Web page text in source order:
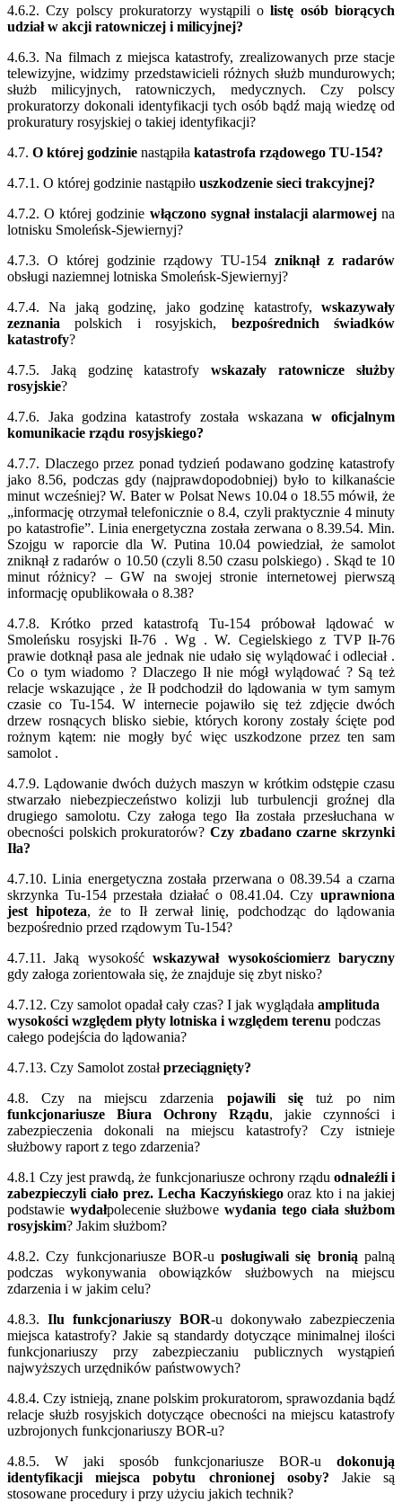
4.6.2. Czy polscy prokuratorzy wystąpili olistę osób biorących
udział w akcji ratowniczej i milicyjnej?
4.6.3. Na filmach z miejsca katastrofy, zrealizowanych prze stacje
telewizyjne, widzimy przedstawicieli różnych służb mundurowych;
służb milicyjnych, ratowniczych, medycznych. Czy polscy
prokuratorzy dokonali identyfikacji tych osób bądź mają wiedzę od
prokuratury rosyjskiej o takiej identyfikacji?
4.7. O której godzinie nastąpiła katastrofa rządowego TU-154?
4.7.1. O której godzinie nastąpiło uszkodzenie sieci trakcyjnej?
4.7.2. O której godzinie włączono sygnał instalacji alarmowejna
lotnisku Smoleńsk-Sjewiernyj?
4.7.3. O której godzinie rządowy TU-154 zniknął z radarów
obsługi naziemnej lotniska Smoleńsk-Sjewiernyj?
4.7.4. Na jaką godzinę, jako godzinę katastrofy, wskazywały
zeznania polskich i rosyjskich, bezpośrednich świadków
katastrofy?
4.7.5. Jaką godzinę katastrofywskazały ratownicze służby
rosyjskie?
4.7.6. Jaka godzina katastrofy została wskazanaw oficjalnym
komunikacie rządu rosyjskiego?
4.7.7. Dlaczego przez ponad tydzień podawano godzinę katastrofy
jako 8.56, podczas gdy (najprawdopodobniej) było to kilkanaście
minut wcześniej? W. Bater w Polsat News 10.04 o 18.55 mówił, że
„informację otrzymał telefonicznie o 8.4, czyli praktycznie 4 minuty
po katastrofie”. Linia energetyczna została zerwana o 8.39.54. Min.
Szojgu w raporcie dla W. Putina 10.04 powiedział, że samolot
zniknął z radarów o 10.50 (czyli 8.50 czasu polskiego) . Skąd te 10
minut różnicy? – GW na swojej stronie internetowej pierwszą
informację opublikowała o 8.38?
4.7.8. Krótko przed katastrofą Tu-154 próbował lądować w
Smoleńsku rosyjski Ił-76 . Wg . W. Cegielskiego z TVP Ił-76
prawie dotknął pasa ale jednak nie udało się wylądować i odleciał .
Co o tym wiadomo ? Dlaczego Ił nie mógł wylądować ? Są też
relacje wskazujące , że Ił podchodził do lądowania w tym samym
czasie co Tu-154. W internecie pojawiło się też zdjęcie dwóch
drzew rosnących blisko siebie, których korony zostały ścięte pod
rożnym kątem: nie mogły być więc uszkodzone przez ten sam
samolot .
4.7.9. Lądowanie dwóch dużych maszyn w krótkim odstępie czasu
stwarzało niebezpieczeństwo kolizji lub turbulencji groźnej dla
drugiego samolotu. Czy załoga tego Iła została przesłuchana w
obecności polskich prokuratorów? Czy zbadano czarne skrzynki
Iła?
4.7.10. Linia energetyczna została przerwana o 08.39.54 a czarna
skrzynka Tu-154 przestała działać o 08.41.04. Czy uprawniona
jest hipoteza, że to Ił zerwał linię, podchodząc do lądowania
bezpośrednio przed rządowym Tu-154?
4.7.11. Jaką wysokośćwskazywał wysokościomierz baryczny
gdy załoga zorientowała się, że znajduje się zbyt nisko?
4.7.12. Czy samolot opadał cały czas? I jak wyglądała amplituda
wysokości względem płyty lotniska i względem terenu podczas
całego podejścia do lądowania?
4.7.13. Czy Samolot zostałprzeciągnięty?
4.8. Czy na miejscu zdarzenia pojawili się tuż po nim
funkcjonariusze Biura Ochrony Rządu, jakie czynności i
zabezpieczenia dokonali na miejscu katastrofy? Czy istnieje
służbowy raport z tego zdarzenia?
4.8.1 Czy jest prawdą, że funkcjonariusze ochrony rządu odnaleźli i
zabezpieczyli ciało prez. Lecha Kaczyńskiegooraz kto i na jakiej
podstawie wydałpolecenie służbowewydania tego ciała służbom
rosyjskim? Jakim służbom?
4.8.2. Czy funkcjonariusze BOR-uposługiwali się bronią palną
podczas wykonywania obowiązków służbowych na miejscu
zdarzenia i w jakim celu?
4.8.3. Ilu funkcjonariuszy BOR-u dokonywało zabezpieczenia
miejsca katastrofy? Jakie są standardy dotyczące minimalnej ilości
funkcjonariuszy przy zabezpieczaniu publicznych wystąpień
najwyższych urzędników państwowych?
4.8.4. Czy istnieją, znane polskim prokuratorom, sprawozdania bądź
relacje służb rosyjskich dotyczące obecności na miejscu katastrofy
uzbrojonych funkcjonariuszy BOR-u?
4.8.5. W jaki sposób funkcjonariusze BOR-u dokonują
identyfikacji miejsca pobytu chronionej osoby? Jakie są
stosowane procedury i przy użyciu jakich technik?